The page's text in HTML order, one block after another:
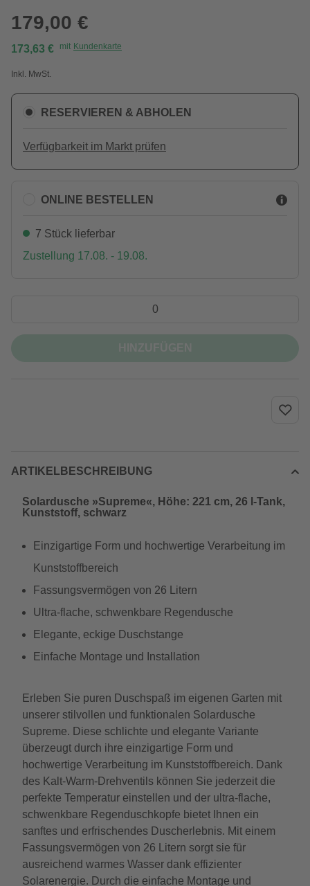
179,00 €
173,63 € mit Kundenkarte
Inkl. MwSt.
RESERVIEREN & ABHOLEN
Verfügbarkeit im Markt prüfen
ONLINE BESTELLEN
7 Stück lieferbar
Zustellung 17.08. - 19.08.
ARTIKELBESCHREIBUNG
Solardusche »Supreme«, Höhe: 221 cm, 26 l-Tank,
Kunststoff, schwarz
Einzigartige Form und hochwertige Verarbeitung im
Kunststoffbereich
Fassungsvermögen von 26 Litern
Ultra-flache, schwenkbare Regendusche
Elegante, eckige Duschstange
Einfache Montage und Installation
Erleben Sie puren Duschspaß im eigenen Garten mit
unserer stilvollen und funktionalen Solardusche
Supreme. Diese schlichte und elegante Variante
überzeugt durch ihre einzigartige Form und
hochwertige Verarbeitung im Kunststoffbereich. Dank
des Kalt-Warm-Drehventils können Sie jederzeit die
perfekte Temperatur einstellen und der ultra-flache,
schwenkbare Regenduschkopfe bietet Ihnen ein
sanftes und erfrischendes Duscherlebnis. Mit einem
Fassungsvermögen von 26 Litern sorgt sie für
ausreichend warmes Wasser dank effizienter
Solarenergie. Durch die einfache Montage und